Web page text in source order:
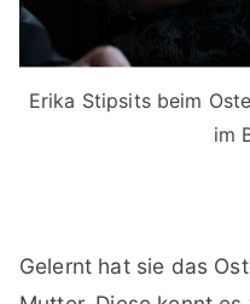
Erika Stipsits beim
im
Gelernt hat sie das